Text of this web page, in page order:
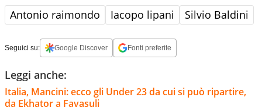
Antonio raimondo Iacopo lipani Silvio Baldini
Seguici su: Google Discover Fonti preferite
Leggi anche:
Italia, Mancini: ecco gli Under 23 da cui si può ripartire,
da Ekhator a Favasuli